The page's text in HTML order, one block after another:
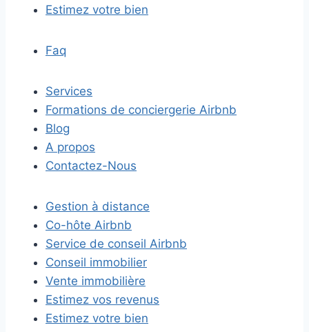
Estimez votre bien
Faq
Services
Formations de conciergerie Airbnb
Blog
A propos
Contactez-Nous
Gestion à distance
Co-hôte Airbnb
Service de conseil Airbnb
Conseil immobilier
Vente immobilière
Estimez vos revenus
Estimez votre bien